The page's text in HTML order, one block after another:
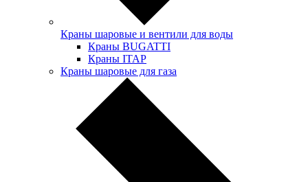
Краны шаровые и вентили для воды
Краны BUGATTI
Краны ITAP
Краны шаровые для газа